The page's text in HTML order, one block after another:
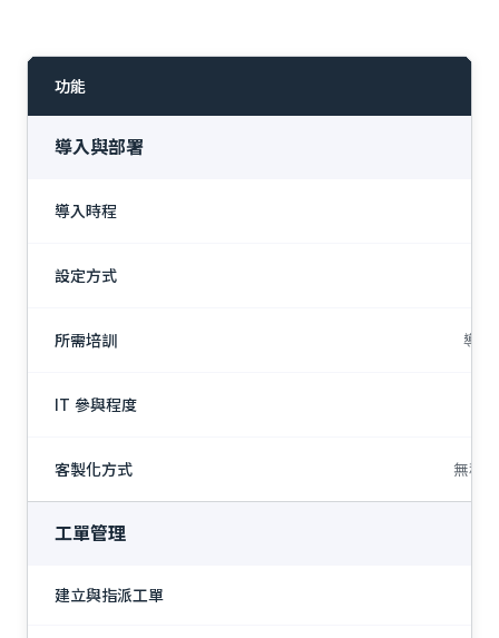
功能
導入與部署
導入時程
設定方式
所需培訓 導入
IT 參與程度
客製化方式 無程
工單管理
建立與指派工單